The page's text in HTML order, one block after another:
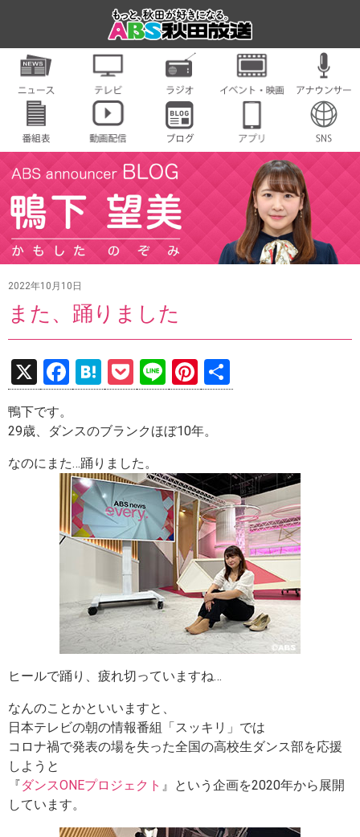
2022年10月10日
また、踊りました
X
F
a
ce
b
o
o
k
H
at
e
a
P
o
ck
Li
n
e
Pi
nt
er
t
有
鴨下です。
29歳、ダンスのブランクほぼ10年。
なのにまた…踊りました。
ヒールで踊り、疲れ切っていますね…
なんのことかといいますと、
日本テレビの朝の情報番組「スッキリ」では
コロナ禍で発表の場を失った全国の高校生ダンス部を応援
しようと
『ダンスONEプロジェクト 』という企画を2020年から展開
しています。